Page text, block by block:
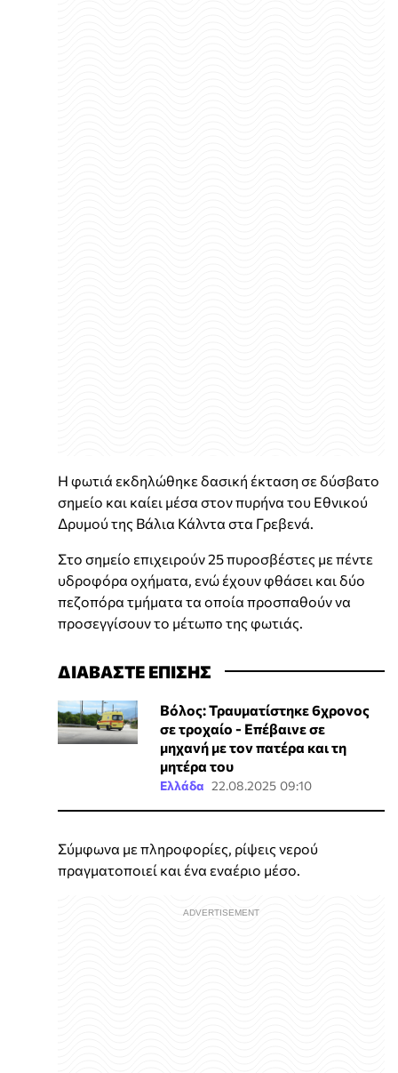
Η φωτιά εκδηλώθηκε δασική έκταση σε δύσβατο
σημείο και καίει μέσα στον πυρήνα του Εθνικού
Δρυμού της Βάλια Κάλντα στα Γρεβενά.
Στο σημείο επιχειρούν 25 πυροσβέστες με πέντε
υδροφόρα οχήματα, ενώ έχουν φθάσει και δύο
πεζοπόρα τμήματα τα οποία προσπαθούν να
προσεγγίσουν το μέτωπο της φωτιάς.
ΔΙΑΒΑΣΤΕ ΕΠΙΣΗΣ
Βόλος: Τραυματίστηκε 6χρονος
σε τροχαίο - Επέβαινε σε
μηχανή με τον πατέρα και τη
μητέρα του
Ελλάδα 22.08.2025 09:10
Σύμφωνα με πληροφορίες, ρίψεις νερού
πραγματοποιεί και ένα εναέριο μέσο.